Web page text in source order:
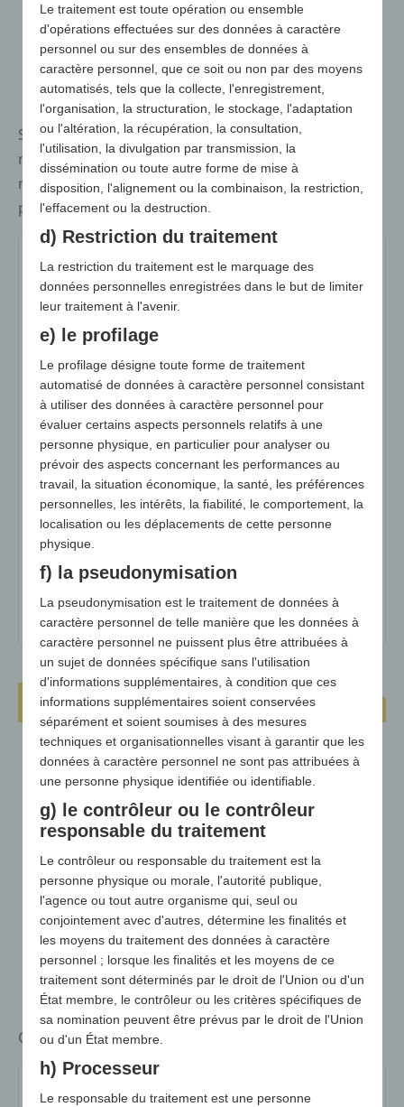
Support publicitaire très utile et visible pour de
nombreux secteurs d'activité : chauffage et sanitaire,
maison, construction, jardin, agriculture, véhicules et
plus encore.
9005-15 9005-35 9005-40 9005-45
9005-70 9005-80 9005-90
9005-06 9005-10
9005-38
N° d'art :9005-15
variante : rose
Dimensions :+/- 350 x 260 mm
surface publicitaire max :
env. 15 x 29 cm
poids :65g
Quantité minimale :1023
matériel :Mousse de polyéthylène (PE)
Coussin pour les genoux Prime
Coussin pour les genoux Prime
4529
Le traitement est toute opération ou ensemble
d'opérations effectuées sur des données à caractère
personnel ou sur des ensembles de données à
caractère personnel, que ce soit ou non par des moyens
automatisés, tels que la collecte, l'enregistrement,
l'organisation, la structuration, le stockage, l'adaptation
ou l'altération, la récupération, la consultation,
l'utilisation, la divulgation par transmission, la
dissémination ou toute autre forme de mise à
disposition, l'alignement ou la combinaison, la restriction,
l'effacement ou la destruction.
d) Restriction du traitement
La restriction du traitement est le marquage des
données personnelles enregistrées dans le but de limiter
leur traitement à l'avenir.
e) le profilage
Le profilage désigne toute forme de traitement
automatisé de données à caractère personnel consistant
à utiliser des données à caractère personnel pour
évaluer certains aspects personnels relatifs à une
personne physique, en particulier pour analyser ou
prévoir des aspects concernant les performances au
travail, la situation économique, la santé, les préférences
personnelles, les intérêts, la fiabilité, le comportement, la
localisation ou les déplacements de cette personne
physique.
f) la pseudonymisation
La pseudonymisation est le traitement de données à
caractère personnel de telle manière que les données à
caractère personnel ne puissent plus être attribuées à
un sujet de données spécifique sans l'utilisation
d'informations supplémentaires, à condition que ces
informations supplémentaires soient conservées
séparément et soient soumises à des mesures
techniques et organisationnelles visant à garantir que les
données à caractère personnel ne sont pas attribuées à
une personne physique identifiée ou identifiable.
g) le contrôleur ou le contrôleur
responsable du traitement
Le contrôleur ou responsable du traitement est la
personne physique ou morale, l'autorité publique,
l'agence ou tout autre organisme qui, seul ou
conjointement avec d'autres, détermine les finalités et
les moyens du traitement des données à caractère
personnel ; lorsque les finalités et les moyens de ce
traitement sont déterminés par le droit de l'Union ou d'un
État membre, le contrôleur ou les critères spécifiques de
sa nomination peuvent être prévus par le droit de l'Union
ou d'un État membre.
h) Processeur
Le responsable du traitement est une personne